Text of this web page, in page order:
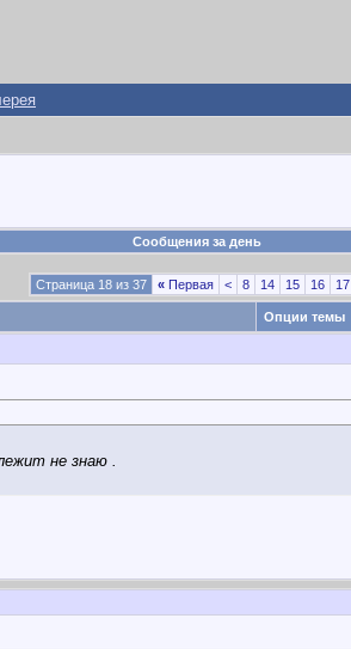
Сообщения за день
Страница 18 из 37 « Первая < 8 14 15 16 17
Опции темы
не знаю .